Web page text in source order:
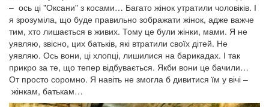
– ось ці "Оксани" з косами… Багато жінок утратили чоловіків. І
я зрозуміла, що буде правильно зображати жінок, адже важче
тим, хто лишається в живих. Тому це були жінки, мами. Я не
уявляю, звісно, цих батьків, які втратили своїх дітей. Не
уявляю. Ось вони, ці хлопці, лишилися на барикадах. І так
прикро за те, що тепер відбувається. Якби вони це бачили…
От просто соромно. Я навіть не змогла б дивитися їм у вічі –
жінкам, батькам…